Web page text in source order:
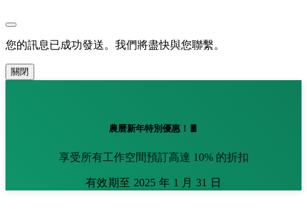
您的訊息已成功發送。我們將盡快與您聯繫。
關閉
農曆新年特別優惠！🧧
享受所有工作空間預訂高達 10% 的折扣
有效期至 2025 年 1 月 31 日